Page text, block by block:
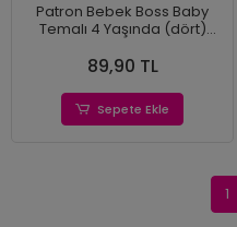
Patron Bebek Boss Baby
Temalı 4 Yaşında (dört)
89,90 TL
Sepete Ekle
1